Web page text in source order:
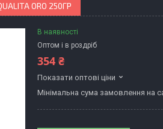
ORO 250ГР
В наявності
Оптом і в роздріб
354 ₴
Показати оптові ціни
Мінімальна сума замовлення на